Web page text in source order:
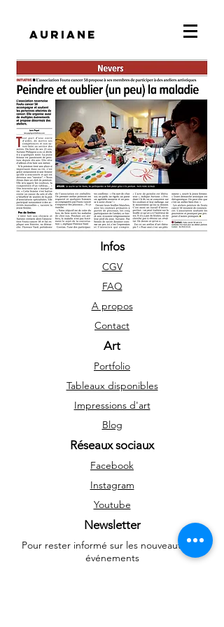
Auriane
Infos
CGV
FAQ
A propos
Contact
Art
Portfolio
Tableaux disponibles
Impressions d'art
Blog
Réseaux sociaux
Facebook
Instagram
Youtube
Newsletter
Pour rester informé sur les nouveautés et
événements